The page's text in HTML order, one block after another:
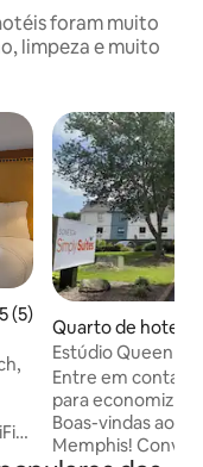
foram muito
limpeza e muito
uma avaliação média
5 (5)
Quarto de hotel ⋅
Estúdio Queen
Memphis
Entre em
para economizar
Boas-vindas ao
Memphis!